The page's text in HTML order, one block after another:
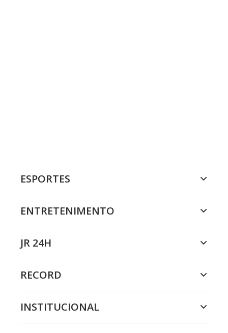
ESPORTES
ENTRETENIMENTO
JR 24H
RECORD
INSTITUCIONAL